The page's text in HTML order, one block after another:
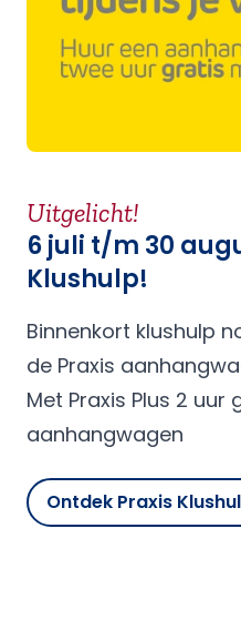
Uitgelicht!
6 juli t/m 30
Klushulp!
Binnenkort klushulp
de Praxis
Met Praxis Plus 2
aanhangwagen
Ontdek Praxis